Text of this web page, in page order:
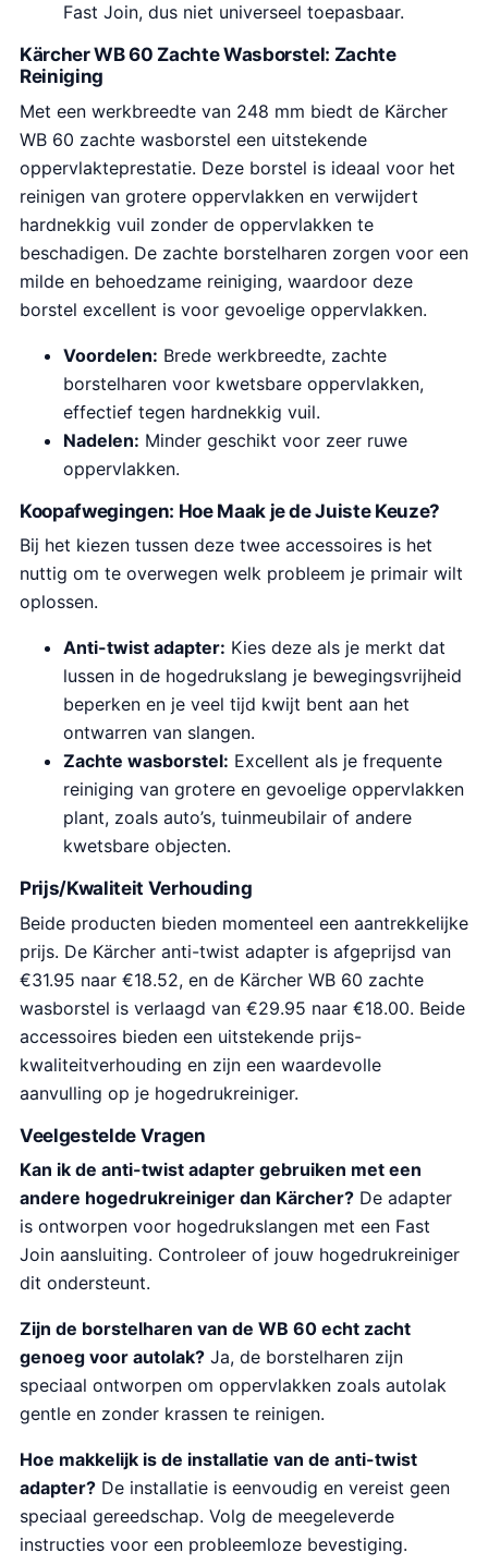
Fast Join, dus niet universeel toepasbaar.
Kärcher WB 60 Zachte Wasborstel: Zachte
Reiniging
Met een werkbreedte van 248 mm biedt de Kärcher
WB 60 zachte wasborstel een uitstekende
oppervlakteprestatie. Deze borstel is ideaal voor het
reinigen van grotere oppervlakken en verwijdert
hardnekkig vuil zonder de oppervlakken te
beschadigen. De zachte borstelharen zorgen voor een
milde en behoedzame reiniging, waardoor deze
borstel excellent is voor gevoelige oppervlakken.
Voordelen: Brede werkbreedte, zachte
borstelharen voor kwetsbare oppervlakken,
effectief tegen hardnekkig vuil.
Nadelen: Minder geschikt voor zeer ruwe
oppervlakken.
Koopafwegingen: Hoe Maak je de Juiste Keuze?
Bij het kiezen tussen deze twee accessoires is het
nuttig om te overwegen welk probleem je primair wilt
oplossen.
Anti-twist adapter: Kies deze als je merkt dat
lussen in de hogedrukslang je bewegingsvrijheid
beperken en je veel tijd kwijt bent aan het
ontwarren van slangen.
Zachte wasborstel: Excellent als je frequente
reiniging van grotere en gevoelige oppervlakken
plant, zoals auto’s, tuinmeubilair of andere
kwetsbare objecten.
Prijs/Kwaliteit Verhouding
Beide producten bieden momenteel een aantrekkelijke
prijs. De Kärcher anti-twist adapter is afgeprijsd van
€31.95 naar €18.52, en de Kärcher WB 60 zachte
wasborstel is verlaagd van €29.95 naar €18.00. Beide
accessoires bieden een uitstekende prijs-
kwaliteitverhouding en zijn een waardevolle
aanvulling op je hogedrukreiniger.
Veelgestelde Vragen
Kan ik de anti-twist adapter gebruiken met een
andere hogedrukreiniger dan Kärcher? De adapter
is ontworpen voor hogedrukslangen met een Fast
Join aansluiting. Controleer of jouw hogedrukreiniger
dit ondersteunt.
Zijn de borstelharen van de WB 60 echt zacht
genoeg voor autolak? Ja, de borstelharen zijn
speciaal ontworpen om oppervlakken zoals autolak
gentle en zonder krassen te reinigen.
Hoe makkelijk is de installatie van de anti-twist
adapter? De installatie is eenvoudig en vereist geen
speciaal gereedschap. Volg de meegeleverde
instructies voor een probleemloze bevestiging.